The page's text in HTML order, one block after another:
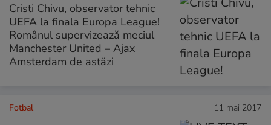
Cristi Chivu, observator tehnic
UEFA la finala Europa League!
Românul supervizează meciul
Manchester United – Ajax
Amsterdam de astăzi
Fotbal 11 mai 2017